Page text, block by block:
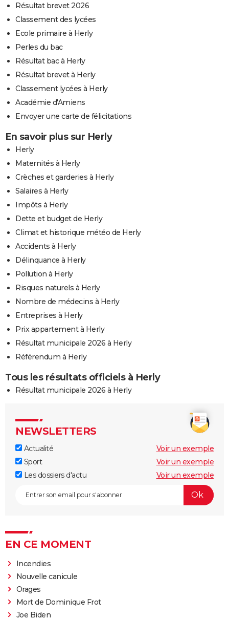
Résultat brevet 2026
Classement des lycées
Ecole primaire à Herly
Perles du bac
Résultat bac à Herly
Résultat brevet à Herly
Classement lycées à Herly
Académie d'Amiens
Envoyer une carte de félicitations
En savoir plus sur Herly
Herly
Maternités à Herly
Crèches et garderies à Herly
Salaires à Herly
Impôts à Herly
Dette et budget de Herly
Climat et historique météo de Herly
Accidents à Herly
Délinquance à Herly
Pollution à Herly
Risques naturels à Herly
Nombre de médecins à Herly
Entreprises à Herly
Prix appartement à Herly
Résultat municipale 2026 à Herly
Référendum à Herly
Tous les résultats officiels à Herly
Résultat municipale 2026 à Herly
NEWSLETTERS
Actualité
Voir un exemple
Sport
Voir un exemple
Les dossiers d'actu
Voir un exemple
EN CE MOMENT
Incendies
Nouvelle canicule
Orages
Mort de Dominique Frot
Joe Biden